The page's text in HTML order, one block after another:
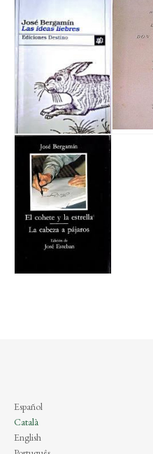
Español
Català
English